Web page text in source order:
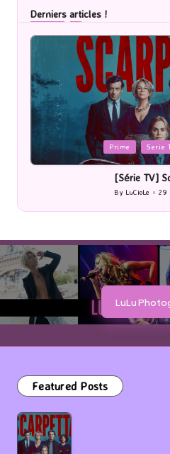
Derniers articles !
Posted
in
[Cinéma] Les
Posted
by
By LuCioLe 27
LuLu
Featured Posts